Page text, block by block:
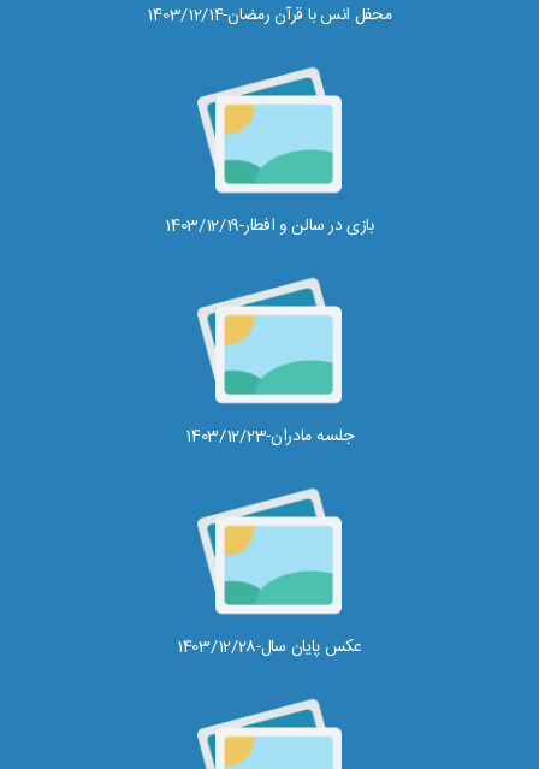
محفل انس با قرآن رمضان-1403/12/14
بازی در سالن و افطار-1403/12/19
جلسه مادران-1403/12/23
عکس پایان سال-1403/12/28